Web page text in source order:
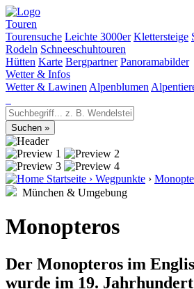
Touren
Tourensuche Leichte 3000er Klettersteige
Rodeln Schneeschuhtouren
Hütten Karte Bergpartner Panoramabilder
Wetter & Infos
Wetter & Lawinen Alpenblumen
Startseite › Wegpunkte ›
München & Umgebung
Monopteros
Der Monopteros im
wurde im 19.